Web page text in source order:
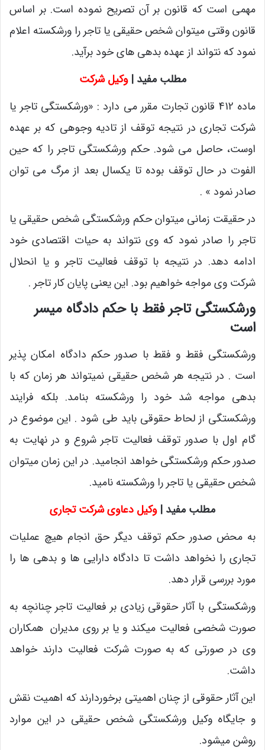
مهمی است که قانون بر آن تصریح نموده است. بر اساس
قانون وقتی میتوان شخص حقیقی یا تاجر را ورشکسته اعلام
نمود که نتواند از عهده بدهی های خود برآید.
مطلب مفید |وکیل شرکت
ماده 412 قانون تجارت مقرر می دارد : «ورشکستگی تاجر یا
شرکت تجاری در نتیجه توقف از تادیه وجوهی که بر عهده
اوست، حاصل می شود. حکم ورشکستگی تاجر را که حین
الفوت در حال توقف بوده تا یکسال بعد از مرگ می توان
صادر نمود » .
در حقیقت زمانی میتوان حکم ورشکستگی شخص حقیقی یا
تاجر را صادر نمود که وی نتواند به حیات اقتصادی خود
ادامه دهد. در نتیجه با توقف فعالیت تاجر و یا انحلال
شرکت وی مواجه خواهیم بود. این یعنی پایان کار تاجر .
ورشکستگی تاجر فقط با حکم دادگاه میسر
است
ورشکستگی فقط و فقط با صدور حکم دادگاه امکان پذیر
است . در نتیجه هر شخص حقیقی نمیتواند هر زمان که با
بدهی مواجه شد خود را ورشکسته بنامد. بلکه فرایند
ورشکستگی از لحاط حقوقی باید طی شود . این موضوع در
گام اول با صدور توقف فعالیت تاجر شروع و در نهایت به
صدور حکم ورشکستگی خواهد انجامید. در این زمان میتوان
شخص حقیقی یا تاجر را ورشکسته نامید.
مطلب مفید |وکیل دعاوی شرکت تجاری
به محض صدور حکم توقف دیگر حق انجام هیچ عملیات
تجاری را نخواهد داشت تا دادگاه دارایی ها و بدهی ها را
مورد بررسی قرار دهد.
ورشکستگی با آثار حقوقی زیادی بر فعالیت تاجر چنانچه به
صورت شخصی فعالیت میکند و یا بر روی مدیران همکاران
وی در صورتی که به صورت شرکت فعالیت دارند خواهد
داشت.
این آثار حقوقی از چنان اهمیتی برخوردارند که اهمیت نقش
و جایگاه وکیل ورشکستگی شخص حقیقی در این موارد
روشن میشود.